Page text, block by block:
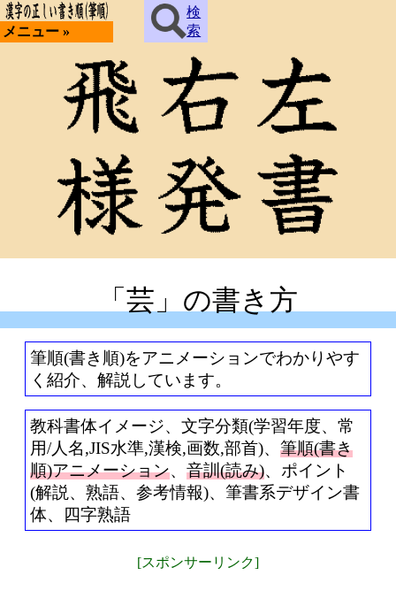
メニュー »
検
索
「芸」の書き方
筆順(書き順)をアニメーションでわかりやす
く紹介、解説しています。
教科書体イメージ、文字分類(学習年度、常
用/人名,JIS水準,漢検,画数,部首)、 筆順(書き
順)アニメーション、 音訓(読み)、ポイント
(解説、熟語、参考情報)、筆書系デザイン書
体、四字熟語
[スポンサーリンク]